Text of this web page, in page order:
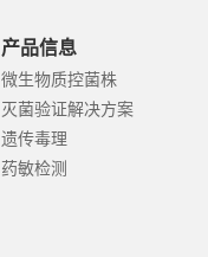
产品信息
微生物质控菌株
灭菌验证解决方案
遗传毒理
药敏检测